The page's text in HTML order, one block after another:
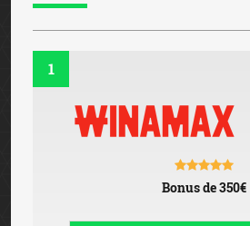
1
Bonus de 350€